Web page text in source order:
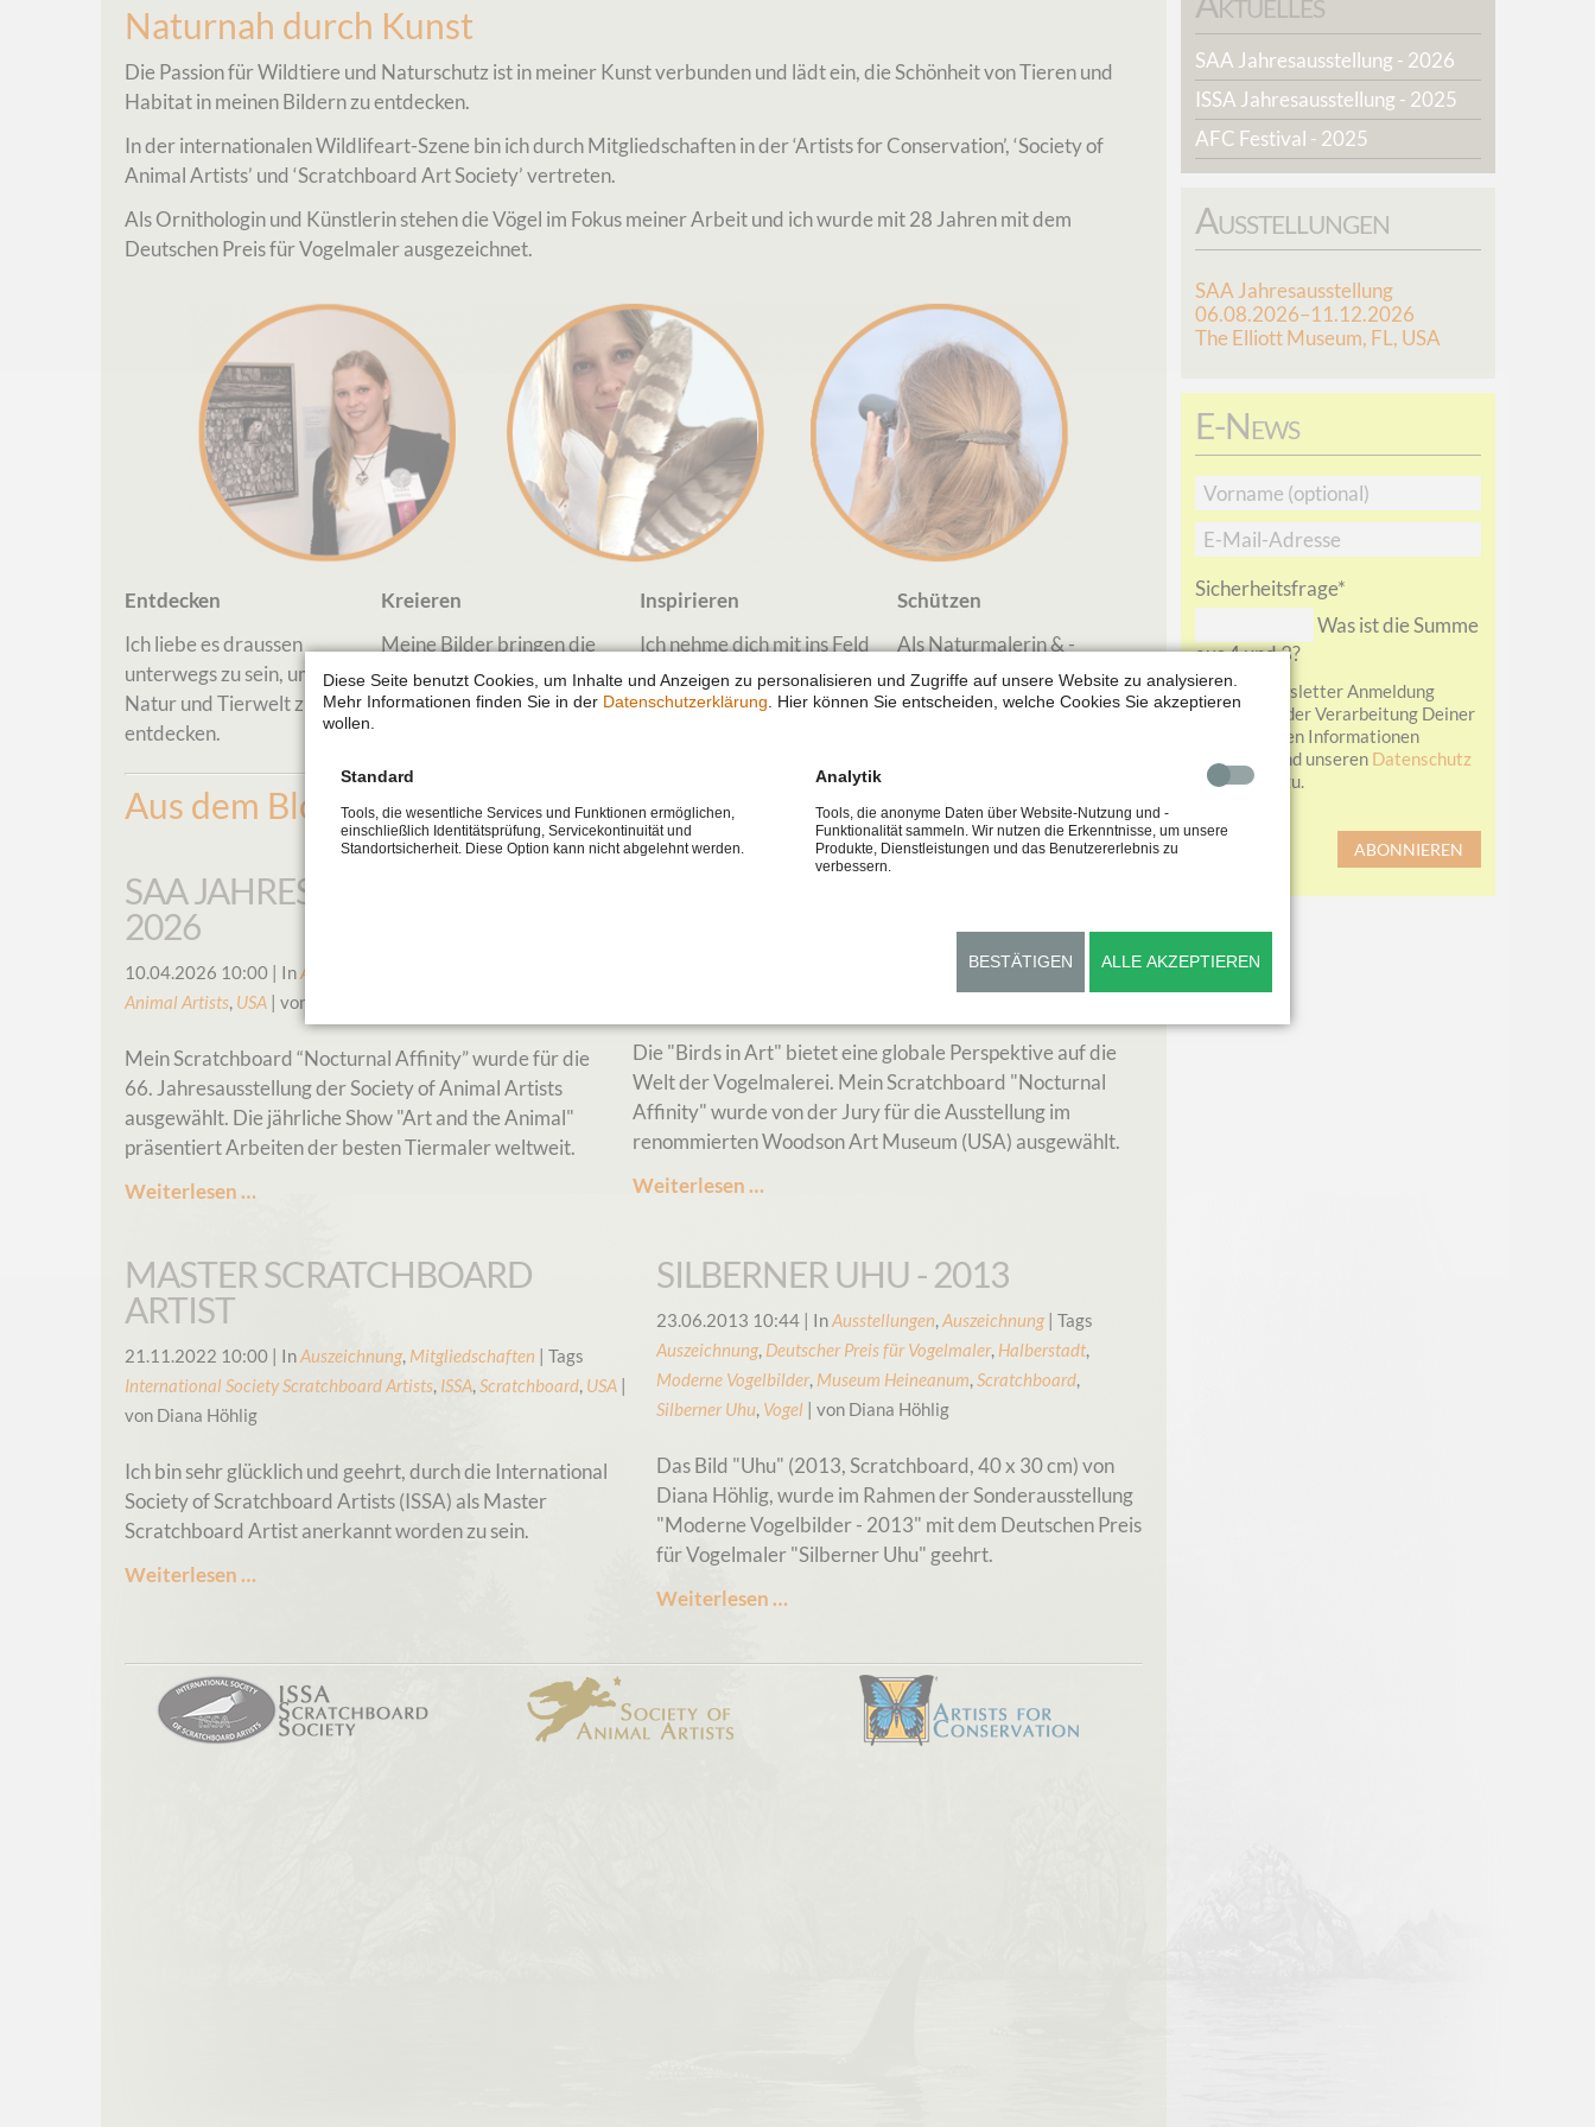
Naturnah durch Kunst
Die Passion für Wildtiere und Naturschutz ist in meiner Kunst verbunden und lädt ein, die Schönheit von Tieren und
Habitat in meinen Bildern zu entdecken.
In der internationalen Wildlifeart-Szene bin ich durch Mitgliedschaften in der ‘Artists for Conservation’, ‘Society of
Animal Artists’ und ‘Scratchboard Art Society’ vertreten.
Als Ornithologin und Künstlerin stehen die Vögel im Fokus meiner Arbeit und ich wurde mit 28 Jahren mit dem
Deutschen Preis für Vogelmaler ausgezeichnet.
Entdecken
Ich liebe es draussen
unterwegs zu sein, um die
Natur und Tierwelt zu
entdecken.
Kreieren
Meine Bilder bringen die
Freude an der Natur in das
zu Hause von
Inspirieren
Ich nehme dich mit ins Feld
und Studio, um
Naturmomente und mein
Schützen
Als Naturmalerin & -
schützerin unterstütze ich
Wildtierprojekte mit
Aus dem Blog
SAA JAHRESAUSSTELLUNG -
2026
10.04.2026 10:00| InAusstellungen
Animal Artists, USA | von Diana Höhlig
Mein Scratchboard “Nocturnal Affinity” wurde für die
66. Jahresausstellung der Society of Animal Artists
ausgewählt. Die jährliche Show "Art and the Animal"
präsentiert Arbeiten der besten Tiermaler weltweit.
Weiterlesen …SAA
2026
| TagsBIA,Birds in Art,
Woodson Art Museum
| von
Die "Birds in Art" bietet eine globale Perspektive auf die
Welt der Vogelmalerei. Mein Scratchboard "Nocturnal
Affinity" wurde von der Jury für die Ausstellung im
renommierten Woodson Art Museum (USA) ausgewählt.
Weiterlesen …Birds
Fifty
MASTER SCRATCHBOARD
ARTIST
21.11.2022 10:00| InAuszeichnung, Mitgliedschaften | Tags
International Society Scratchboard Artists, ISSA, Scratchboard, USA |
von Diana Höhlig
Ich bin sehr glücklich und geehrt, durch die International
Society of Scratchboard Artists (ISSA) als Master
Scratchboard Artist anerkannt worden zu sein.
Weiterlesen …Master
SILBERNER UHU - 2013
23.06.2013 10:44| InAusstellungen Auszeichnung | Tags
Auszeichnung, Deutscher Preis für Vogelmaler, Halberstadt,
Moderne Vogelbilder, Museum Heineanum Scratchboard,
Silberner Uhu, Vogel | von Diana Höhlig
Das Bild "Uhu" (2013, Scratchboard, 40 x 30 cm) von
Diana Höhlig, wurde im Rahmen der Sonderausstellung
"Moderne Vogelbilder - 2013" mit dem Deutschen Preis
für Vogelmaler "Silberner Uhu" geehrt.
Weiterlesen …Silberner
SAA Jahresausstellung - 2026
ISSA Jahresausstellung - 2025
AFC Festival - 2025
Ausstellungen
SAA Jahresausstellung
06.08.2026–11.12.2026
The Elliott Museum, FL, USA
E-News
Vorname
E-
Mail-
Pflichtfeld
Sicherheitsfrage*
Was ist die Summe
aus 4 und 3?
Bei der Newsletter Anmeldung
stimmst du der Verarbeitung Deiner
übermittelten Informationen
entsprechend unseren Datenschutz
Richtlinien
zu.
ABONNIEREN
Diese Seite benutzt Cookies, um Inhalte und Anzeigen zu personalisieren und Zugriffe auf unsere Website zu analysieren.
Mehr Informationen finden Sie in der Datenschutzerklärung . Hier können Sie entscheiden, welche Cookies Sie akzeptieren
wollen.
Standard
Tools, die wesentliche Services und Funktionen ermöglichen,
einschließlich Identitätsprüfung, Servicekontinuität und
Standortsicherheit. Diese Option kann nicht abgelehnt werden.
Analytik
Tools, die anonyme Daten über Website-Nutzung und -
Funktionalität sammeln. Wir nutzen die Erkenntnisse, um unsere
Produkte, Dienstleistungen und das Benutzererlebnis zu
verbessern.
BESTÄTIGEN ALLE AKZEPTIEREN